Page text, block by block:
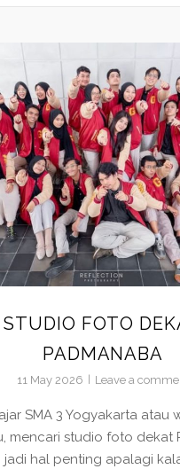
STUDIO FOTO
PADMANABA
11 May 2026 Leave a
SMA 3 Yogyakarta atau
mencari studio foto dekat
jadi hal penting apalagi